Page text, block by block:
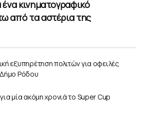
κινηματογραφικό
από τα αστέρια της
εξυπηρέτηση πολιτών για οφειλές
Ρόδου
μία ακόμη χρονιά το Super Cup